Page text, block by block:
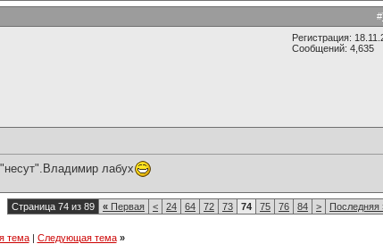
#
Регистрация:
Сообщений: 4,635
лабух
Страница 74 из 89 « Первая < 24 64 72 73 74 75 76 84 > Последняя
тема| Следующая тема »